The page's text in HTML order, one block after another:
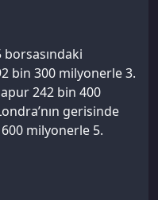
bin 300 milyonerle 3.
242 bin 400
gerisinde
milyonerle 5.